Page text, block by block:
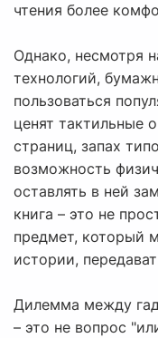
чтения более
Однако, несмотря
технологий,
пользоваться
ценят тактильные
страниц, запах
возможность
оставлять в ней
книга – это не
предмет, который
истории,
Дилемма между
– это не вопрос